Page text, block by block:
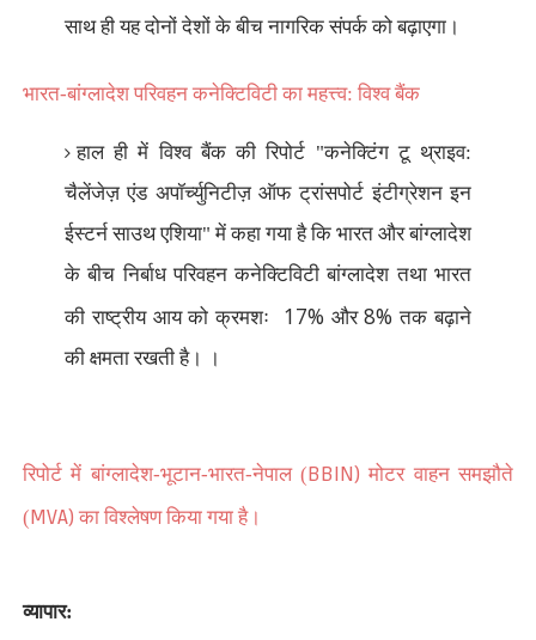
साथ ही यह दोनों देशों के बीच नागरिक संपर्क को बढ़ाएगा।
भारत-बांग्लादेश परिवहन कनेक्टिविटी का महत्त्व: विश्व बैंक
हाल ही में विश्व बैंक की रिपोर्ट "कनेक्टिंग टू थ्राइव:
चैलेंजेज़ एंड अपॉर्च्युनिटीज़ ऑफ ट्रांसपोर्ट इंटीग्रेशन इन
ईस्टर्न साउथ एशिया" में कहा गया है कि भारत और बांग्लादेश
के बीच निर्बाध परिवहन कनेक्टिविटी बांग्लादेश तथा भारत
की राष्ट्रीय आय को क्रमशः
17% और8% तक बढ़ाने
की क्षमता रखती है। ।
रिपोर्ट में बांग्लादेश-भूटान-भारत-नेपाल (BBIN)मोटर वाहन समझौते
(MVA) का विश्लेषण किया गया है।
व्यापार: